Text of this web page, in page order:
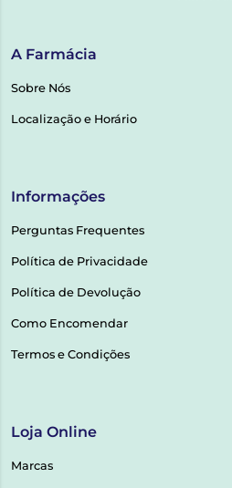
A Farmácia
Sobre Nós
Localização e Horário
Informações
Perguntas Frequentes
Política de Privacidade
Política de Devolução
Como Encomendar
Termos e Condições
Loja Online
Marcas